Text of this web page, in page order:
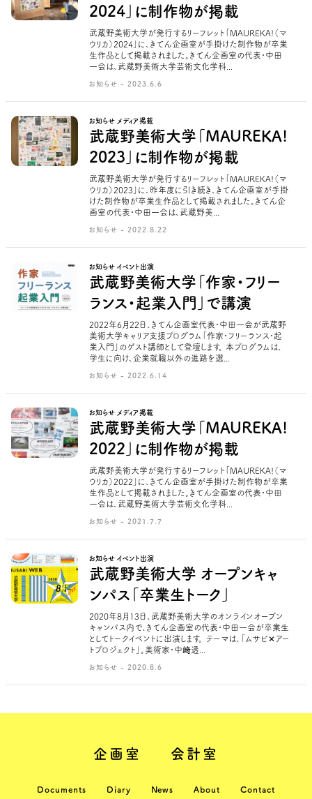
2024」に制作物が掲載
武蔵野美術大学が発行するリーフレット「MAUREKA!（マ
ウリカ）2024」に、きてん企画室が手掛けた制作物が卒業
生作品として掲載されました。きてん企画室の代表・中田
一会は、武蔵野美術大学芸術文化学科...
お知らせ - 2023.6.6
お知らせ メディア掲載
武蔵野美術大学「MAUREKA!
2023」に制作物が掲載
武蔵野美術大学が発行するリーフレット「MAUREKA!（マ
ウリカ）2023」に、昨年度に引き続き、きてん企画室が手掛
けた制作物が卒業生作品として掲載されました。きてん企
画室の代表・中田一会は、武蔵野美...
お知らせ - 2022.8.22
お知らせ イベント出演
武蔵野美術大学「作家・フリー
ランス・起業入門」で講演
2022年6月22日、きてん企画室代表・中田一会が武蔵野
美術大学キャリア支援プログラム「作家・フリーランス・起
業入門」のゲスト講師として登壇します。 本プログラムは、
学生に向け、企業就職以外の進路を選...
お知らせ - 2022.6.14
お知らせ メディア掲載
武蔵野美術大学「MAUREKA!
2022」に制作物が掲載
武蔵野美術大学が発行するリーフレット「MAUREKA!（マ
ウリカ）2022」に、きてん企画室が手掛けた制作物が卒業
生作品として掲載されました。きてん企画室の代表・中田
一会は、武蔵野美術大学芸術文化学科...
お知らせ - 2021.7.7
お知らせ イベント出演
武蔵野美術大学 オープンキャ
ンパス「卒業生トーク」
2020年8月13日、武蔵野美術大学のオンラインオープン
キャンパス内で、きてん企画室の代表・中田一会が卒業生
としてトークイベントに出演します。 テーマは、「ムサビ✕アー
トプロジェクト」。美術家・中﨑透...
お知らせ - 2020.8.6
企画室 会計室
Documents Diary News About Contact